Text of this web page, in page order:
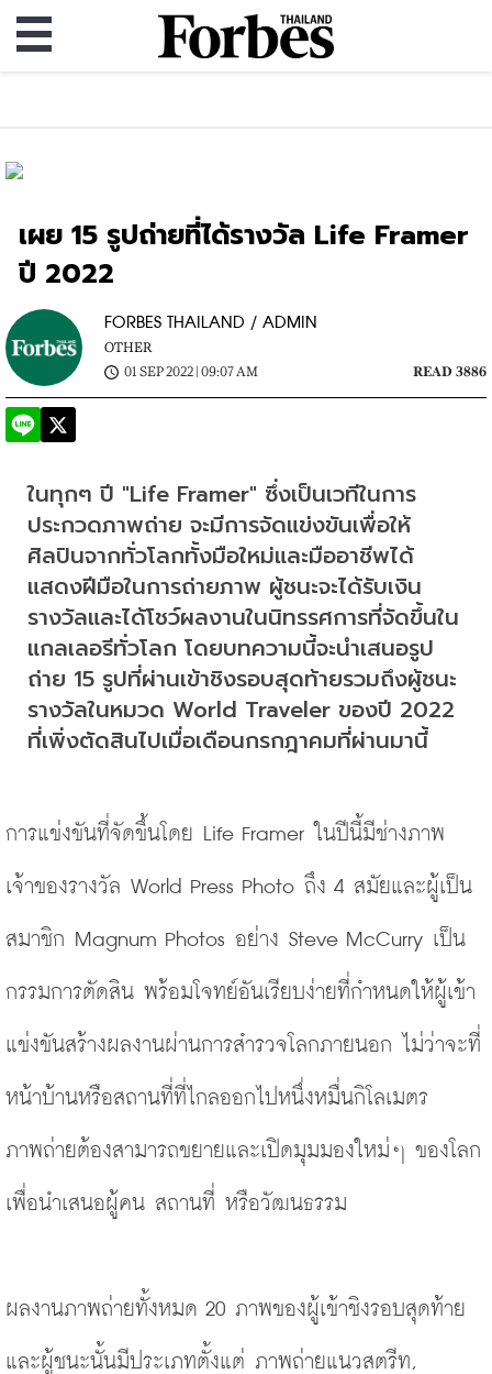
เผย 15 รูปถ่ายที่ได้รางวัล Life Framer
ปี 2022
FORBES THAILAND / ADMIN
OTHER
01 SEP 2022 | 09:07 AM
READ 3886
ในทุกๆ ปี "Life Framer" ซึ่งเป็นเวทีในการ
ประกวดภาพถ่าย จะมีการจัดแข่งขันเพื่อให้
ศิลปินจากทั่วโลกทั้งมือใหม่และมืออาชีพได้
แสดงฝีมือในการถ่ายภาพ ผู้ชนะจะได้รับเงิน
รางวัลและได้โชว์ผลงานในนิทรรศการที่จัดขึ้นใน
แกลเลอรีทั่วโลก โดยบทความนี้จะนำเสนอรูป
ถ่าย 15 รูปที่ผ่านเข้าชิงรอบสุดท้ายรวมถึงผู้ชนะ
รางวัลในหมวด World Traveler ของปี 2022
ที่เพิ่งตัดสินไปเมื่อเดือนกรกฎาคมที่ผ่านมานี้
การแข่งขันที่จัดขึ้นโดย Life Framer ในปีนี้มีช่างภาพ
เจ้าของรางวัล World Press Photo ถึง 4 สมัยและผู้เป็น
สมาชิก Magnum Photos อย่าง Steve McCurry เป็น
กรรมการตัดสิน พร้อมโจทย์อันเรียบง่ายที่กำหนดให้ผู้เข้า
แข่งขันสร้างผลงานผ่านการสำรวจโลกภายนอก ไม่ว่าจะที่
หน้าบ้านหรือสถานที่ที่ไกลออกไปหนึ่งหมื่นกิโลเมตร
ภาพถ่ายต้องสามารถขยายและเปิดมุมมองใหม่ๆ ของโลก
เพื่อนำเสนอผู้คน สถานที่ หรือวัฒนธรรม
ผลงานภาพถ่ายทั้งหมด 20 ภาพของผู้เข้าชิงรอบสุดท้าย
และผู้ชนะนั้นมีประเภทตั้งแต่ ภาพถ่ายแนวสตรีท,